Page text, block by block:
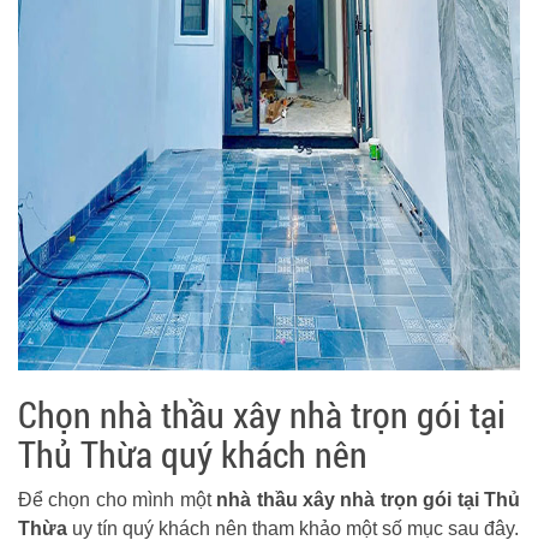
Chọn nhà thầu xây nhà trọn gói tại
Thủ Thừa quý khách nên
Để chọn cho mình một nhà thầu xây nhà trọn gói tại Thủ
Thừa uy tín quý khách nên tham khảo một số mục sau đây.